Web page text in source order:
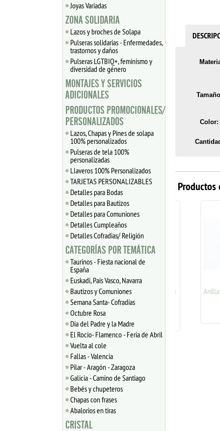
Joyas Variadas
ZONA SOLIDARIA
Lazos y broches de Solapa
Pulseras solidarias - Enfermedades,
trastornos y daños
Pulseras LGTBIQ+, feminismo y
diversidad de género
MONTAJES Y SERVICIOS
ADICIONALES
PRODUCTOS PROMOCIONALES/
PERSONALIZADOS
Lazos, Chapas y Pines de solapa
100% personalizados
Pulseras de tela 100%
personalizadas
Llaveros 100% Personalizados
TARJETAS PERSONALIZABLES
Detalles para Bodas
Detalles para Bautizos
Detalles para Comuniones
Detalles Cumpleaños
Detalles Cofradias/ Religión
CATEGORÍAS POR TEMÁTICA
Taurinos - Fiesta nacional de
España
Euskadi, Pais Vasco, Navarra
Bautizos y Comuniones
Semana Santa- Cofradías
Octubre Rosa
Día del Padre y la Madre
El Rocío- Flamenco - Feria de Abril
Vuelta al cole
Fallas - Valencia
Pilar - Aragón - Zaragoza
Galicia - Camino de Santiago
Bebés y chupeteros
Chapas con frases
Abalorios en tiras
CRISTAL
Color:
Anilla doble llaverito abierta
7 mm plata 925
Anilla